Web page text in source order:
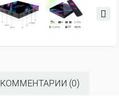
КОММЕНТАРИИ (0)